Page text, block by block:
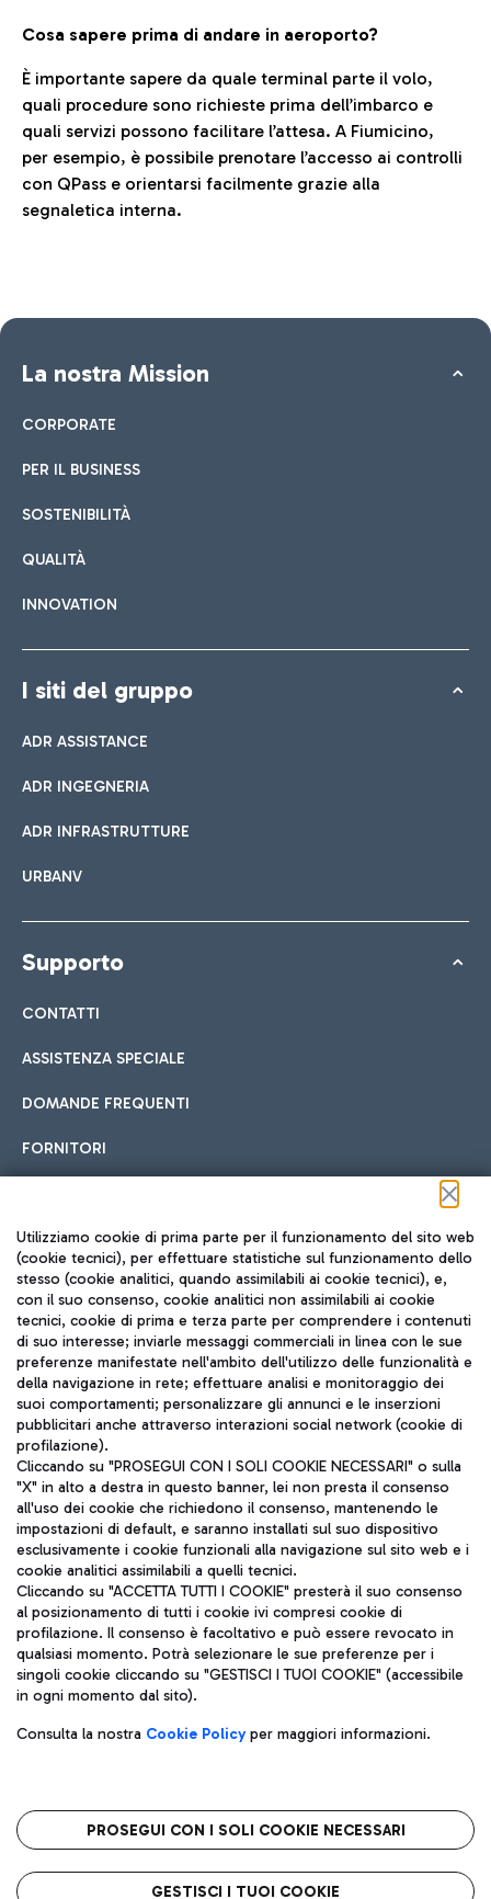
Cosa sapere prima di andare in aeroporto?
È importante sapere da quale terminal parte il volo,
quali procedure sono richieste prima dell’imbarco e
quali servizi possono facilitare l’attesa. A Fiumicino,
per esempio, è possibile prenotare l’accesso ai controlli
con QPass e orientarsi facilmente grazie alla
segnaletica interna.
La nostra Mission
CORPORATE
PER IL BUSINESS
SOSTENIBILITÀ
QUALITÀ
INNOVATION
I siti del gruppo
ADR ASSISTANCE
ADR INGEGNERIA
ADR INFRASTRUTTURE
URBANV
Supporto
CONTATTI
ASSISTENZA SPECIALE
DOMANDE FREQUENTI
FORNITORI
Seguici sui social
TRAVEL JOURNAL
ITA
Aeroporti di Roma S.p.A. - Società soggetta a direzione e
coordinamento di Mundys S.p.A.
Codice fiscale e Registro delle Imprese di Roma 13032990155 P.
IVA 06572251004
Capitale sociale 62.224.743,00 int. vers.
Sede legale: Via Pier Paolo Racchetti 1 - 00054 Fiumicino (RM)
telefono +39 06 65951
Privacy policy
Note legali
Roma FCO
L'aeroporto stellato
Utilizziamo cookie di prima parte per il funzionamento del sito web
(cookie tecnici), per effettuare statistiche sul funzionamento dello
stesso (cookie analitici, quando assimilabili ai cookie tecnici), e,
con il suo consenso, cookie analitici non assimilabili ai cookie
tecnici, cookie di prima e terza parte per comprendere i contenuti
di suo interesse; inviarle messaggi commerciali in linea con le sue
preferenze manifestate nell'ambito dell'utilizzo delle funzionalità e
della navigazione in rete; effettuare analisi e monitoraggio dei
suoi comportamenti; personalizzare gli annunci e le inserzioni
pubblicitari anche attraverso interazioni social network (cookie di
profilazione).
Cliccando su "PROSEGUI CON I SOLI COOKIE NECESSARI" o sulla
"X" in alto a destra in questo banner, lei non presta il consenso
all'uso dei cookie che richiedono il consenso, mantenendo le
impostazioni di default, e saranno installati sul suo dispositivo
esclusivamente i cookie funzionali alla navigazione sul sito web e i
cookie analitici assimilabili a quelli tecnici.
Cliccando su "ACCETTA TUTTI I COOKIE" presterà il suo consenso
al posizionamento di tutti i cookie ivi compresi cookie di
profilazione. Il consenso è facoltativo e può essere revocato in
qualsiasi momento. Potrà selezionare le sue preferenze per i
singoli cookie cliccando su "GESTISCI I TUOI COOKIE" (accessibile
in ogni momento dal sito).
Consulta la nostra Cookie Policyper maggiori informazioni.
PROSEGUI CON I SOLI COOKIE NECESSARI
GESTISCI I TUOI COOKIE